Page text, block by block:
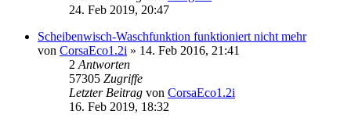
24. Feb 2019, 20:47
Scheibenwisch-Waschfunktion funktioniert nicht mehr
von CorsaEco1.2i » 14. Feb 2016, 21:41
2 Antworten
57305 Zugriffe
Letzter Beitrag von CorsaEco1.2i
16. Feb 2019, 18:32